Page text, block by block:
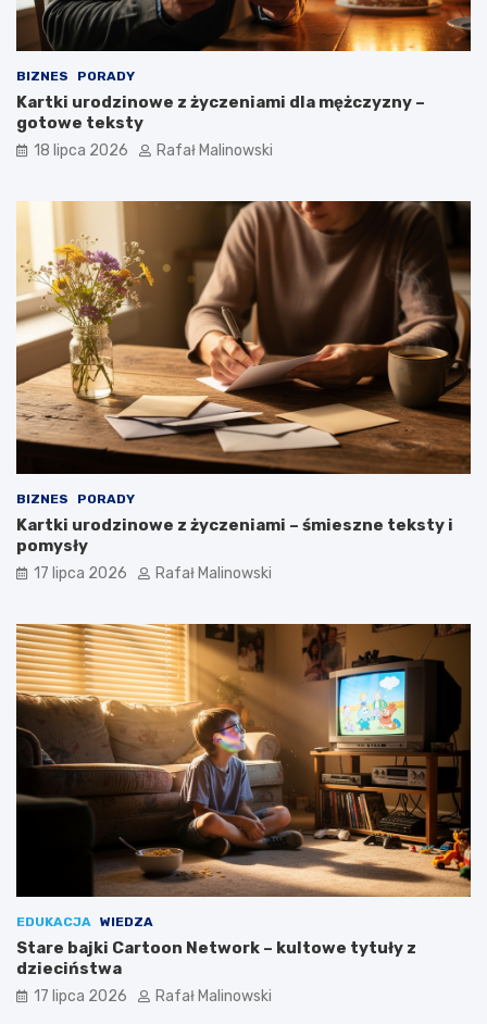
BIZNES PORADY
Kartki urodzinowe z życzeniami dla mężczyzny –
gotowe teksty
18 lipca 2026 Rafał Malinowski
BIZNES PORADY
Kartki urodzinowe z życzeniami – śmieszne teksty i
pomysły
17 lipca 2026 Rafał Malinowski
EDUKACJA WIEDZA
Stare bajki Cartoon Network – kultowe tytuły z
dzieciństwa
17 lipca 2026 Rafał Malinowski